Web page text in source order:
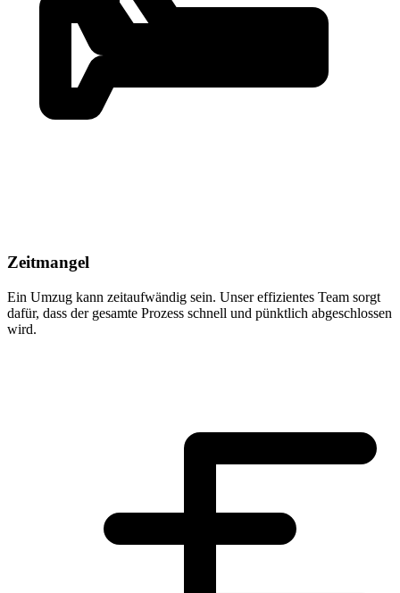
Zeitmangel
Ein Umzug kann zeitaufwändig sein. Unser effizientes Team sorgt
dafür, dass der gesamte Prozess schnell und pünktlich abgeschlossen
wird.